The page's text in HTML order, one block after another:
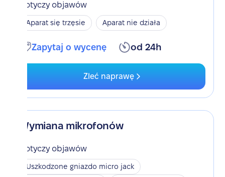
Dotyczy objawów
Aparat się trzęsie Aparat nie działa
Zapytaj o wycenę od 24h
Zleć naprawę
Wymiana mikrofonów
Dotyczy objawów
Uszkodzone gniazdo micro jack